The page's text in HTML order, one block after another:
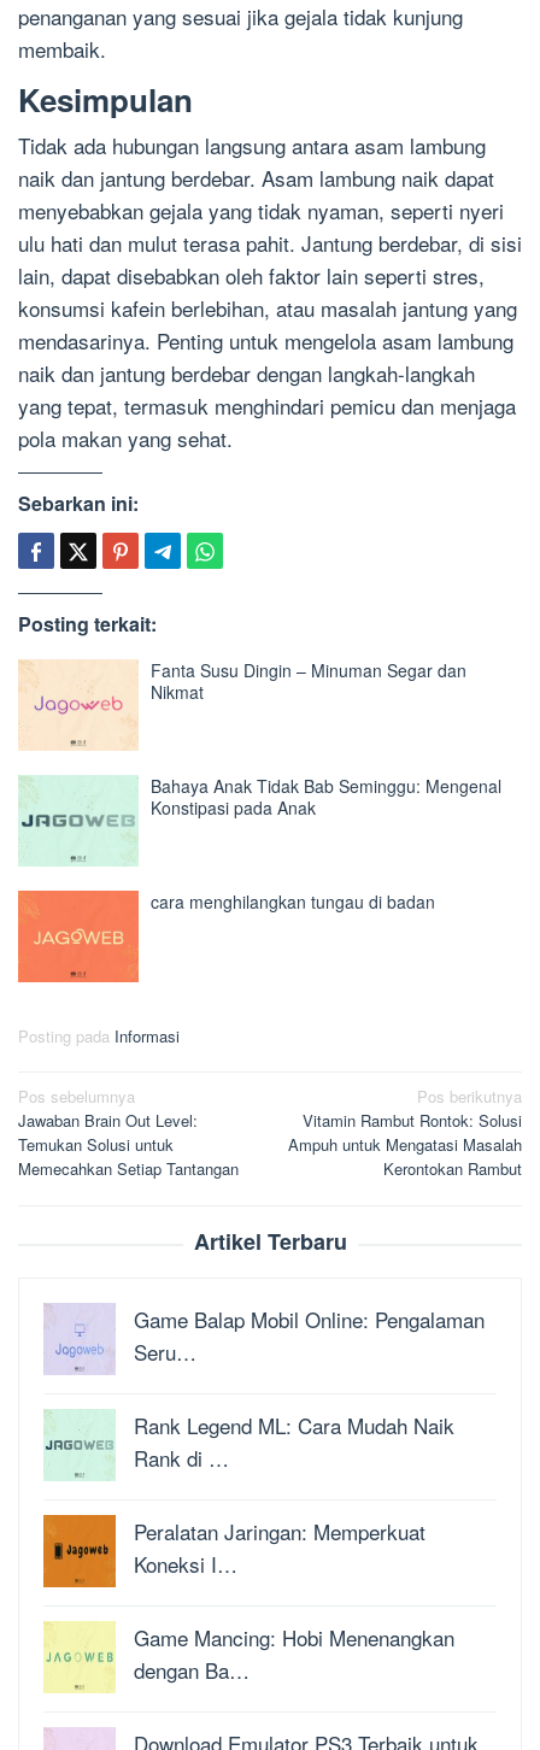
penanganan yang sesuai jika gejala tidak kunjung
membaik.
Kesimpulan
Tidak ada hubungan langsung antara asam lambung
naik dan jantung berdebar. Asam lambung naik dapat
menyebabkan gejala yang tidak nyaman, seperti nyeri
ulu hati dan mulut terasa pahit. Jantung berdebar, di sisi
lain, dapat disebabkan oleh faktor lain seperti stres,
konsumsi kafein berlebihan, atau masalah jantung yang
mendasarinya. Penting untuk mengelola asam lambung
naik dan jantung berdebar dengan langkah-langkah
yang tepat, termasuk menghindari pemicu dan menjaga
pola makan yang sehat.
Sebarkan ini:
Posting terkait:
Fanta Susu Dingin – Minuman Segar dan
Nikmat
Bahaya Anak Tidak Bab Seminggu: Mengenal
Konstipasi pada Anak
cara menghilangkan tungau di badan
Posting pada Informasi
Navigasi
pos
Pos sebelumnya
Jawaban Brain Out Level:
Temukan Solusi untuk
Memecahkan Setiap Tantangan
Pos berikutnya
Vitamin Rambut Rontok: Solusi
Ampuh untuk Mengatasi Masalah
Kerontokan Rambut
Artikel Terbaru
Game Balap Mobil Online: Pengalaman
Seru…
Rank Legend ML: Cara Mudah Naik
Rank di …
Peralatan Jaringan: Memperkuat
Koneksi I…
Game Mancing: Hobi Menenangkan
dengan Ba…
Download Emulator PS3 Terbaik untuk